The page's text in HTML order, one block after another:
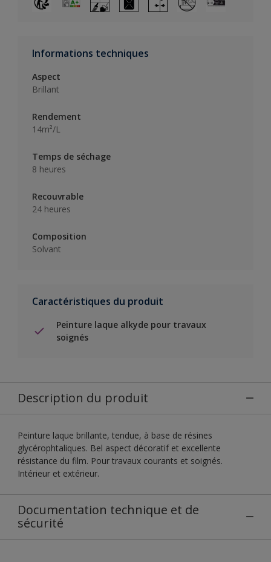
Informations techniques
Aspect
Brillant
Rendement
14m²/L
Temps de séchage
8 heures
Recouvrable
24 heures
Composition
Solvant
Caractéristiques du produit
Peinture laque alkyde pour travaux
soignés
Description du produit
Peinture laque brillante, tendue, à base de résines
glycérophtaliques. Bel aspect décoratif et excellente
résistance du film. Pour travaux courants et soignés.
Intérieur et extérieur.
Documentation technique et de
sécurité